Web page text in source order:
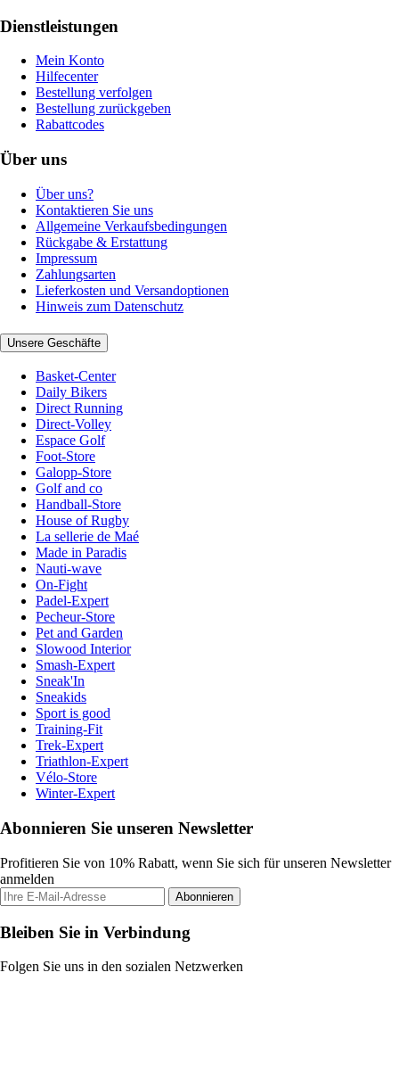
Dienstleistungen
Mein Konto
Hilfecenter
Bestellung verfolgen
Bestellung zurückgeben
Rabattcodes
Über uns
Über uns?
Kontaktieren Sie uns
Allgemeine Verkaufsbedingungen
Rückgabe & Erstattung
Impressum
Zahlungsarten
Lieferkosten und Versandoptionen
Hinweis zum Datenschutz
Unsere Geschäfte
Basket-Center
Daily Bikers
Direct Running
Direct-Volley
Espace Golf
Foot-Store
Galopp-Store
Golf and co
Handball-Store
House of Rugby
La sellerie de Maé
Made in Paradis
Nauti-wave
On-Fight
Padel-Expert
Pecheur-Store
Pet and Garden
Slowood Interior
Smash-Expert
Sneak'In
Sneakids
Sport is good
Training-Fit
Trek-Expert
Triathlon-Expert
Vélo-Store
Winter-Expert
Abonnieren Sie unseren Newsletter
Profitieren Sie von 10% Rabatt, wenn Sie sich für unseren Newsletter
anmelden
Abonnieren
Bleiben Sie in Verbindung
Folgen Sie uns in den sozialen Netzwerken